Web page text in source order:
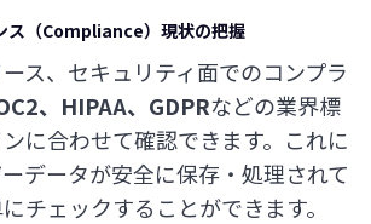
ス（Compliance）現状の把握
ス、セキュリティ面でのコンプラ
、HIPAA、GDPRなどの業界標
に合わせて確認できます。これに
データが安全に保存・処理されて
チェックすることができます。